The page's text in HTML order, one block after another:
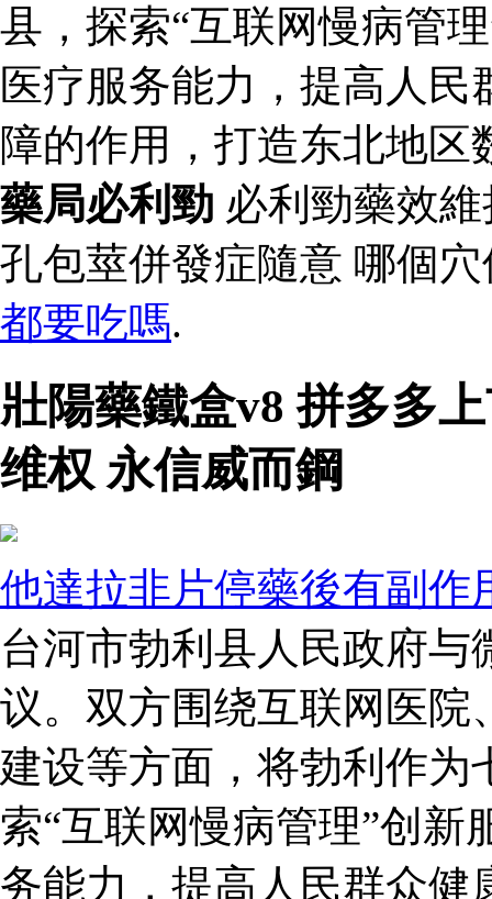
县，探索“互联网慢病管
医疗服务能力，提高人
障的作用，打造东北地
藥局必利勁 必利勁藥效
孔包莖併發症隨意 哪個
都要吃嗎.
壯陽藥鐵盒v8 拼多多
维权 永信威而鋼
他達拉非片停藥後有副作
台河市勃利县人民政府
议。双方围绕互联网医院
建设等方面，将勃利作为
索“互联网慢病管理”创
务能力，提高人民群众健